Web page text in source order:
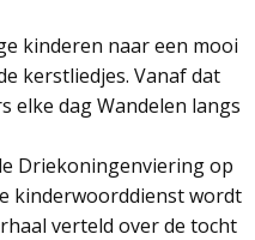
kinderen naar een mooi
kerstliedjes. Vanaf dat
elke dag Wandelen langs
Driekoningenviering op
kinderwoorddienst wordt
verteld over de tocht